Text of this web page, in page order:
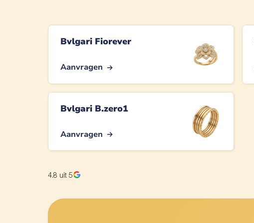
Bvlgari Fiorever
Aanvragen
Bvlgari B.zero1
Aanvragen
4.8 uit 5